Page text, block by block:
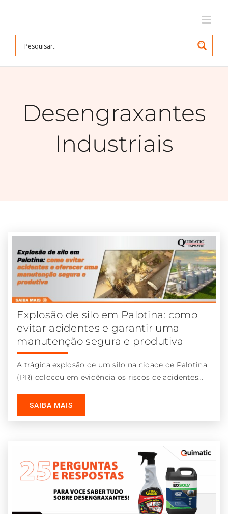
conteúdo
Desengraxantes
Industriais
Explosão de silo em Palotina: como
evitar acidentes e garantir uma
manutenção segura e produtiva
A trágica explosão de um silo na cidade de Palotina
(PR) colocou em evidência os riscos de acidentes
SAIBA MAIS